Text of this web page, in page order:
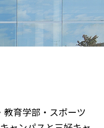
育学部・スポーツ